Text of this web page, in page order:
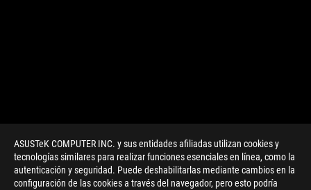
ASUSTeK COMPUTER INC. y sus entidades afiliadas utilizan cookies y
tecnologías similares para realizar funciones esenciales en línea, como la
autenticación y seguridad. Puede deshabilitarlas mediante cambios en la
configuración de las cookies a través del navegador, pero esto podría